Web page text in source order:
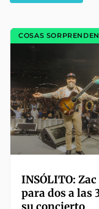
COSAS
INSÓLITO:
para dos a las